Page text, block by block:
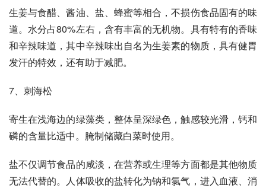
生姜与食醋、酱油、盐、蜂蜜等相合，不损伤食品固有的味
道。水分占80%左右，含有丰富的无机物。具有特有的香味
和辛辣味道，其中辛辣味出自名为生姜素的物质，具有健胃
发汗的特效，还有助于减肥。
7、刺海松
寄生在浅海边的绿藻类，整体呈深绿色，触感较光滑，钙和
磷的含量比适中。腌制储藏白菜时使用。
盐不仅调节食品的咸淡，在营养或生理等方面都是其他物质
无法代替的。人体吸收的盐转化为钠和氯气，进入血液、消